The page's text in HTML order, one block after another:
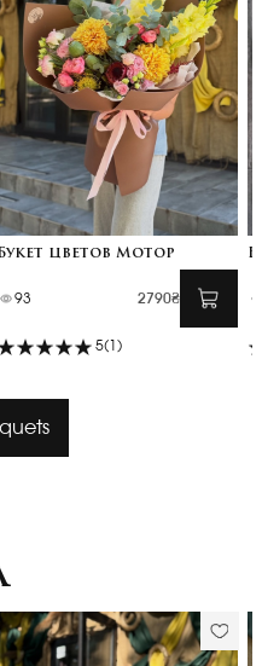
цветов Мотор
93 2790₴
5(1)